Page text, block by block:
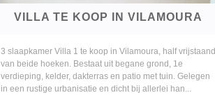
VILLA TE KOOP IN VILAMOURA
3 slaapkamer Villa 1 te koop in Vilamoura, half vrijstaand
van beide hoeken. Bestaat uit begane grond, 1e
verdieping, kelder, dakterras en patio met tuin. Gelegen
in een rustige urbanisatie en dicht bij allerlei han...